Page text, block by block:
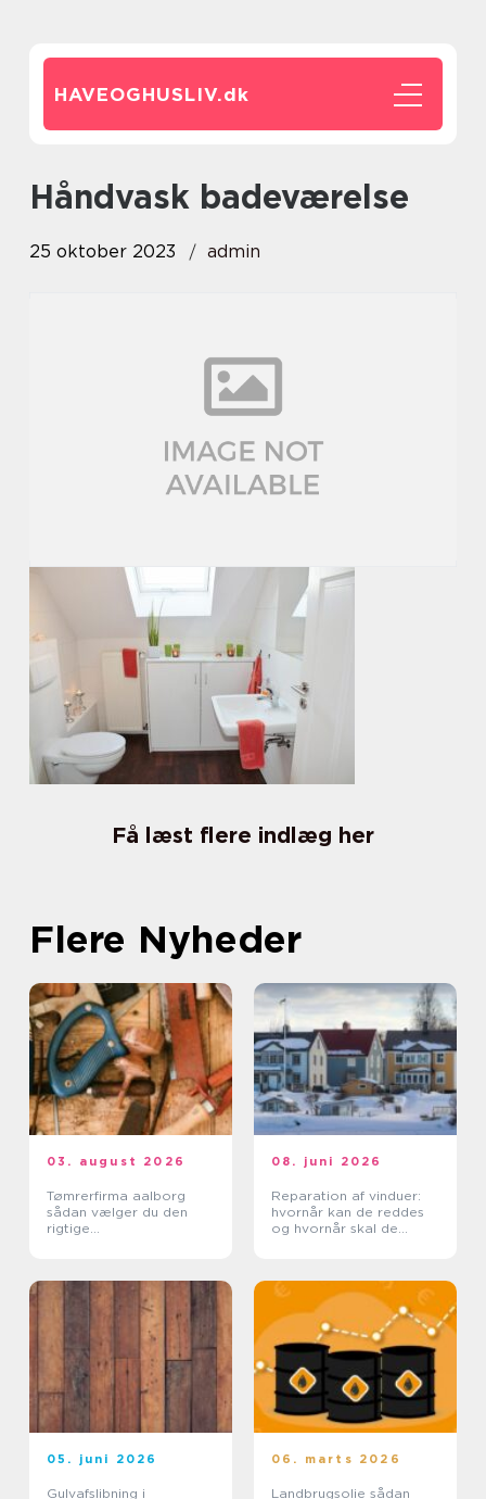
HAVEOGHUSLIV.dk
håndvask badeværelse
25 oktober 2023 admin
Få læst flere indlæg her
Flere Nyheder
03. august 2026
Tømrerfirma aalborg
sådan vælger du den
rigtige
08. juni 2026
Reparation af vinduer:
hvornår kan de reddes
og hvornår skal de
05. juni 2026
Gulvafslibning i
06. marts 2026
Landbrugsolie sådan